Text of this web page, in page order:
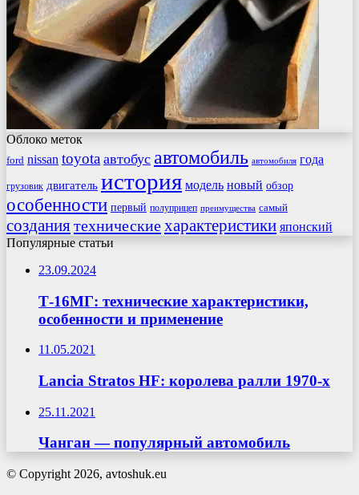
Облоко меток
ford nissan toyota автобус автомобиль автомобиля года
грузовик двигатель история модель новый обзор
особенности первый полуприцеп преимущества самый
созданиятехническиехарактеристики японский
Популярные статьи
23.09.2024
Т-16МГ: технические характеристики,
особенности и применение
11.05.2021
Lancia Stratos HF: королева ралли 1970-х
25.11.2021
Чанган — популярный автомобиль
© Copyright 2026, avtoshuk.eu